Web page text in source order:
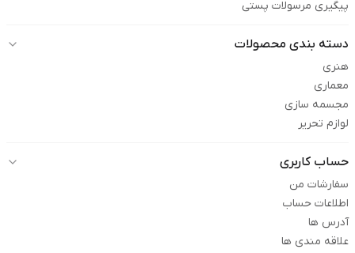
پیگیری مرسولات پستی
دسته بندی محصولات
هنری
معماری
مجسمه سازی
لوازم تحریر
حساب کاربری
سفارشات من
اطلاعات حساب
آدرس ها
علاقه مندی ها